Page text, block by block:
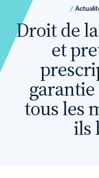
Droit de
et
tous les
ils